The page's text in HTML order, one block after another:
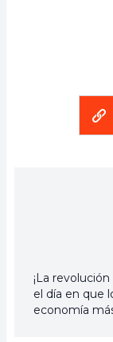
¡La
el día en que
economía